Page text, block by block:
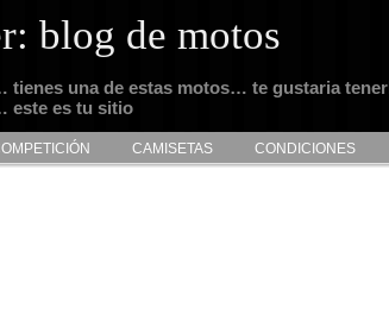
blog de motos
tienes una de estas motos… te gustaria
este es tu sitio
CAMISETAS CONDICIONES